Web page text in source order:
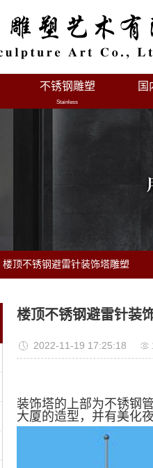
不锈钢雕塑
Stainless
国
楼顶不锈钢避雷针装饰塔雕塑
楼顶不锈钢避雷针装
2022-11-19 17:25:18
装饰塔的上部为不锈钢
大厦的造型，并有美化